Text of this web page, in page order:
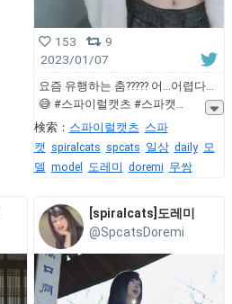
153
9
2023/01/07
요즘 유행하는 춤????? 어...어렵다...
😅 #스파이럴캣츠 #스파캣
検索： 스파이럴캣츠 스파
캣 spiralcats spcats 일상 daily 모
델 model 도레미 doremi 무쌍
[spiralcats]도레미
@SpcatsDoremi